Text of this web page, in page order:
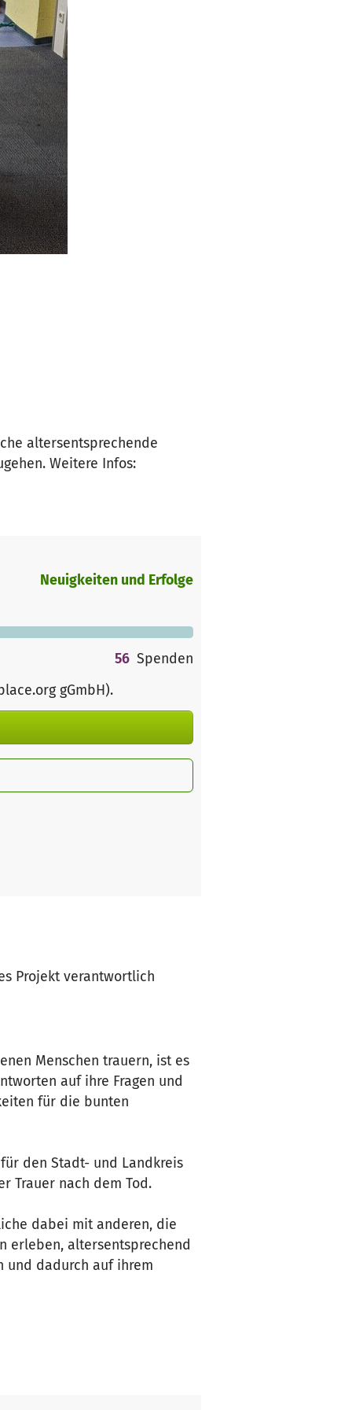
altersentsprechende
Weitere Infos:
Neuigkeiten und Erfolge
56 Spenden
gGmbH).
Projekt verantwortlich
Menschen trauern, ist es
auf ihre Fragen und
für die bunten
den Stadt- und Landkreis
Trauer nach dem Tod.
dabei mit anderen, die
erleben, altersentsprechend
und dadurch auf ihrem